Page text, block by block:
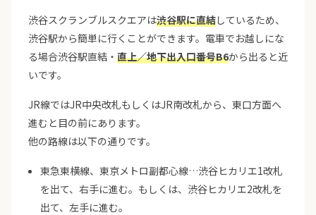
渋谷スクランブルスクエアは渋谷駅に直結しているため、
渋谷駅から簡単に行くことができます。電車でお越しにな
る場合渋谷駅直結・ 直上／地下出入口番号B6から出ると近
いです。
JR線ではJR中央改札もしくはJR南改札から、東口方面へ
進むと目の前にあります。
他の路線は以下の通りです。
東急東横線、東京メトロ副都心線…渋谷ヒカリエ1改札
を出て、右手に進む。もしくは、渋谷ヒカリエ2改札を
出て、左手に進む。